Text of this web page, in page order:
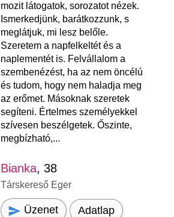
mozit látogatok, sorozatot nézek.
Ismerkedjünk, barátkozzunk, s
meglátjuk, mi lesz belőle.
Szeretem a napfelkeltét és a
naplementét is. Felvállalom a
szembenézést, ha az nem öncélú
és tudom, hogy nem haladja meg
az erőmet. Másoknak szeretek
segíteni. Értelmes személyekkel
szívesen beszélgetek. Őszinte,
megbízható,...
Bianka, 38
Társkereső Eger
Üzenet Adatlap